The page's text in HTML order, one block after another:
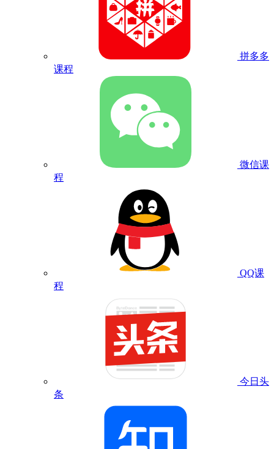
拼多多
课程
微信课
程
QQ课
程
今日头
条